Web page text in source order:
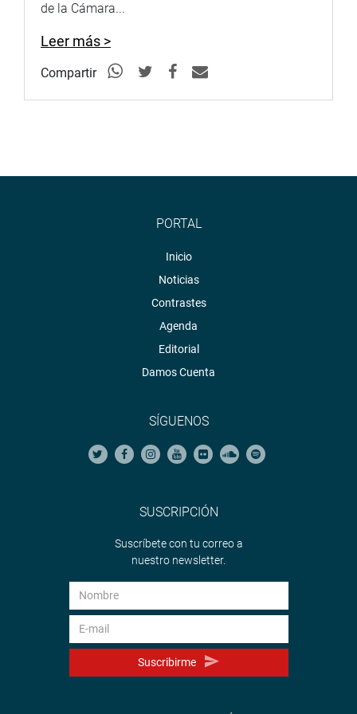
OFICINA DE COMUNICACIONES
de la Cámara...
Leer más >
Compartir
PORTAL
Inicio
Noticias
Contrastes
Agenda
Editorial
Damos Cuenta
SÍGUENOS
SUSCRIPCIÓN
Suscríbete con tu correo a
nuestro newsletter.
Suscribirme